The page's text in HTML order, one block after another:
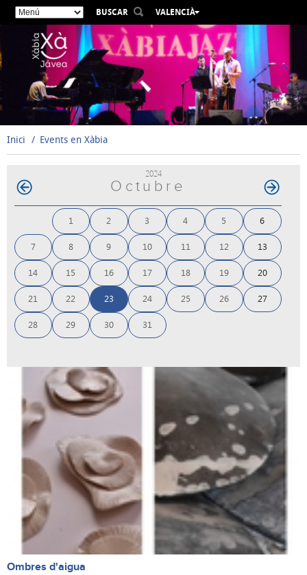
BUSCAR
VALENCIÀ
ESPAÑOL
ENGLISH
DEUTSCH
РУССКИЙ
Inici Events en Xàbia
2024
Octubre
1 2 3 4 5 6
7 8 9 10 11 12 13
14 15 16 17 18 19 20
21 22 23 24 25 26 27
28 29 30 31
Ombres d'aigua